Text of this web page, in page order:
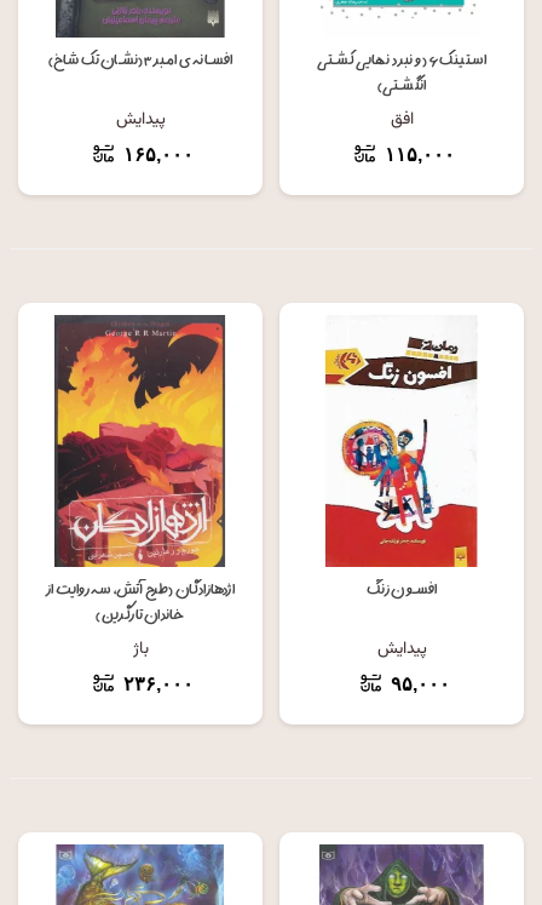
استینک ۶ ( و نبرد نهایی کشتی
انگشتی)
افق
۱۱۵,۰۰۰
افسانه ی امبر ۳ (نشان تک شاخ)
پیدایش
۱۶۵,۰۰۰
افسون زنگ
پیدایش
۹۵,۰۰۰
اژدهازادگان (طرح آتش، سه روایت از
خاندان تارگرین)
باژ
۲۳۶,۰۰۰